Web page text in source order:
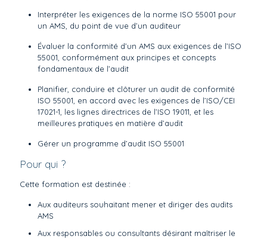
Interpréter les exigences de la norme ISO 55001 pour
un AMS, du point de vue d’un auditeur
Évaluer la conformité d’un AMS aux exigences de l’ISO
55001, conformément aux principes et concepts
fondamentaux de l’audit
Planifier, conduire et clôturer un audit de conformité
ISO 55001, en accord avec les exigences de l’ISO/CEI
17021-1, les lignes directrices de l’ISO 19011, et les
meilleures pratiques en matière d’audit
Gérer un programme d’audit ISO 55001
Pour qui ?
Cette formation est destinée :
Aux auditeurs souhaitant mener et diriger des audits
AMS
Aux responsables ou consultants désirant maîtriser le